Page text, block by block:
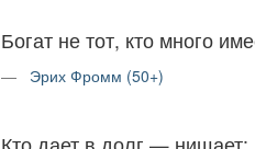
Богат не тот, кто много
Эрих Фромм (50+)